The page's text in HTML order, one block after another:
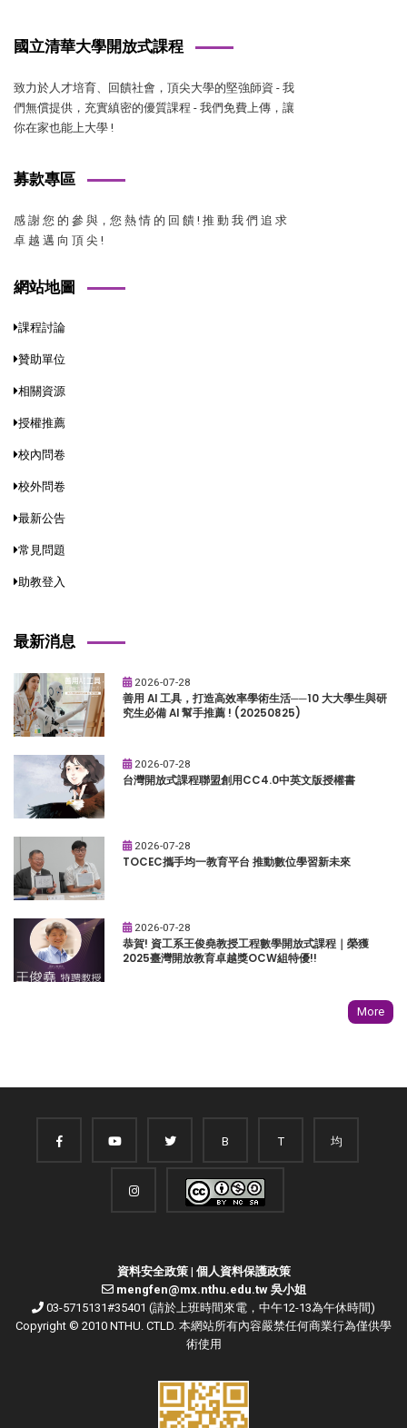
國立清華大學開放式課程
致力於人才培育、回饋社會，頂尖大學的堅強師資 - 我
們無償提供，充實縝密的優質課程 - 我們免費上傳，讓
你在家也能上大學 !
募款專區
感 謝 您 的 參 與，您 熱 情 的 回 饋 ! 推 動 我 們 追 求
卓 越 邁 向 頂 尖 !
網站地圖
課程討論
贊助單位
相關資源
授權推薦
校內問卷
校外問卷
最新公告
常見問題
助教登入
最新消息
2026-07-28
善用 AI 工具，打造高效率學術生活──10 大大學生與研
究生必備 AI 幫手推薦 ! (20250825)
2026-07-28
台灣開放式課程聯盟創用CC4.0中英文版授權書
2026-07-28
TOCEC攜手均一教育平台 推動數位學習新未來
2026-07-28
恭賀! 資工系王俊堯教授工程數學開放式課程｜榮獲
2025臺灣開放教育卓越獎OCW組特優!!
More
B T 均
資料安全政策| 個人資料保護政策
mengfen@mx.nthu.edu.tw 吳小姐
03-5715131#35401 (請於上班時間來電，中午12-13為午休時間)
Copyright © 2010 NTHU. CTLD. 本網站所有內容嚴禁任何商業行為僅供學
術使用